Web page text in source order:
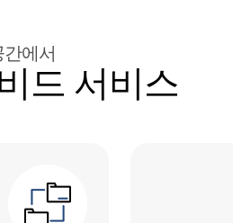
에서
드 서비스